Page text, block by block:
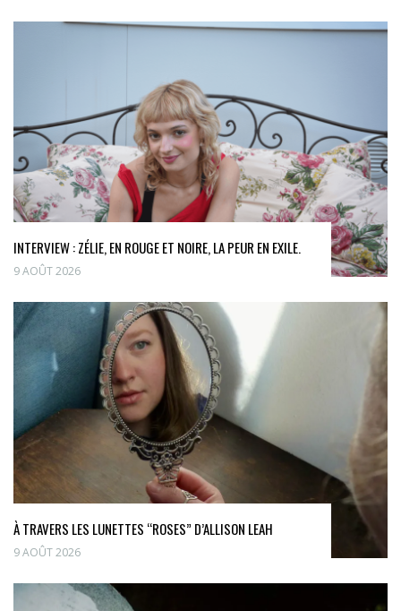
INTERVIEW : ZÉLIE, EN ROUGE ET NOIRE, LA PEUR EN EXILE.
9 AOÛT 2026
À TRAVERS LES LUNETTES “ROSES” D’ALLISON LEAH
9 AOÛT 2026